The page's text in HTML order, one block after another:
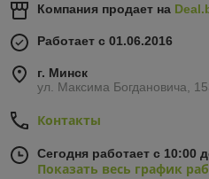
Компания продает на
Работает с 01.06.2016
г. Минск
ул. Максима Богдановича,
Контакты
Сегодня работает с 10:00
Показать весь график